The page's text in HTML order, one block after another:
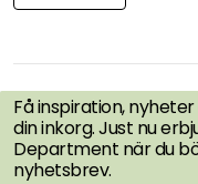
FÅ
Få inspiration,
din inkorg. Just nu
Department när du
nyhetsbrev.